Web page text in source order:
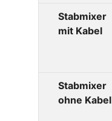
Stabmixer
mit Kabel
Stabmixer
ohne Kabel